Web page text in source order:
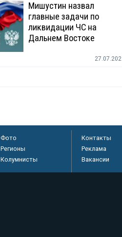
Мишустин назвал
главные задачи по
ликвидации ЧС на
Дальнем Востоке
Фото
Регионы
Колумнисты
Контакты
Реклама
Вакансии